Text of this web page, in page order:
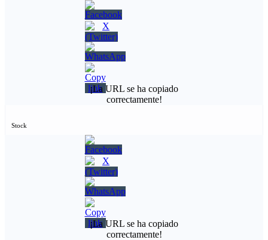
¡La URL se ha copiado
correctamente!
Stock
¡La URL se ha copiado
correctamente!